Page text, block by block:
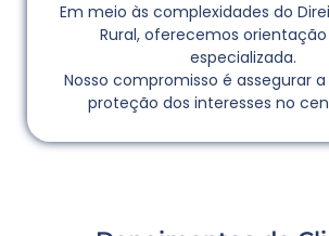
Em meio às complexidades do
Rural, oferecemos
especializada.
Nosso compromisso é assegurar
proteção dos interesses no